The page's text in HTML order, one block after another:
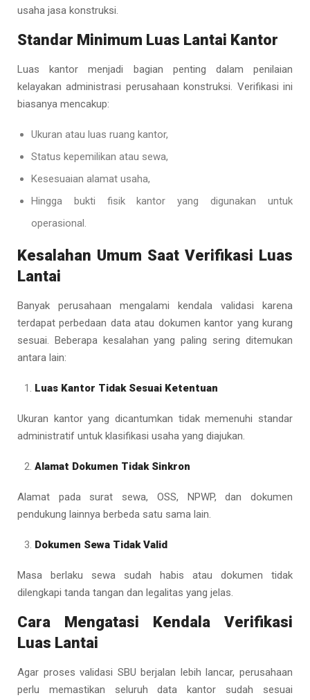
usaha jasa konstruksi.
Standar Minimum Luas Lantai Kantor
Luas kantor menjadi bagian penting dalam penilaian
kelayakan administrasi perusahaan konstruksi. Verifikasi ini
biasanya mencakup:
Ukuran atau luas ruang kantor,
Status kepemilikan atau sewa,
Kesesuaian alamat usaha,
Hingga bukti fisik kantor yang digunakan untuk
operasional.
Kesalahan Umum Saat Verifikasi Luas
Lantai
Banyak perusahaan mengalami kendala validasi karena
terdapat perbedaan data atau dokumen kantor yang kurang
sesuai. Beberapa kesalahan yang paling sering ditemukan
antara lain:
Luas Kantor Tidak Sesuai Ketentuan
Ukuran kantor yang dicantumkan tidak memenuhi standar
administratif untuk klasifikasi usaha yang diajukan.
Alamat Dokumen Tidak Sinkron
Alamat pada surat sewa, OSS, NPWP, dan dokumen
pendukung lainnya berbeda satu sama lain.
Dokumen Sewa Tidak Valid
Masa berlaku sewa sudah habis atau dokumen tidak
dilengkapi tanda tangan dan legalitas yang jelas.
Cara Mengatasi Kendala Verifikasi
Luas Lantai
Agar proses validasi SBU berjalan lebih lancar, perusahaan
perlu memastikan seluruh data kantor sudah sesuai